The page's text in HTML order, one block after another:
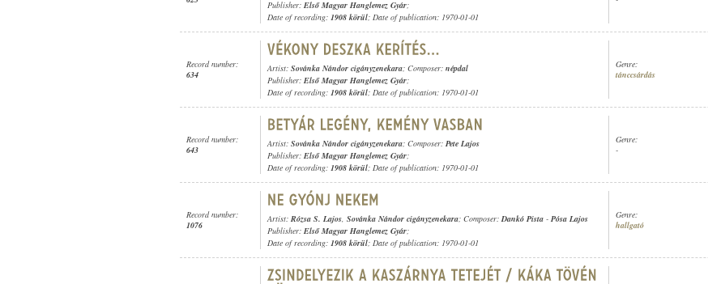
Publisher: Első Magyar Hanglemez Gyár;
Date of recording: 1908 körül; Date of publication: 1970-01-01
Record number:
634
Artist: Sovánka Nándor cigányzenekara; Composer: népdal
Publisher: Első Magyar Hanglemez Gyár;
Date of recording: 1908 körül; Date of publication: 1970-01-01
Genre:
tánccsárdás
Record number:
643
Artist: Sovánka Nándor cigányzenekara; Composer: Pete Lajos
Publisher: Első Magyar Hanglemez Gyár;
Date of recording: 1908 körül; Date of publication: 1970-01-01
Genre:
-
Record number:
1076
Artist: Rózsa S. Lajos, Sovánka Nándor cigányzenekara; Composer:Dankó Pista - Pósa Lajos
Publisher: Első Magyar Hanglemez Gyár;
Date of recording: 1908 körül; Date of publication: 1970-01-01
Genre:
hallgató